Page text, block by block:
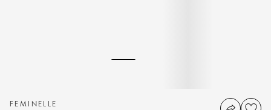
FEMINELLE